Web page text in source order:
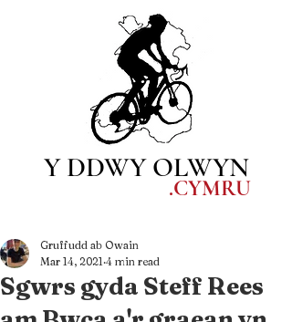
Y DDWY OLWYN
.CYMRU
Sgwrs gyda Steff Rees
Gruffudd ab Owain
Mar 14, 2021 4 min read